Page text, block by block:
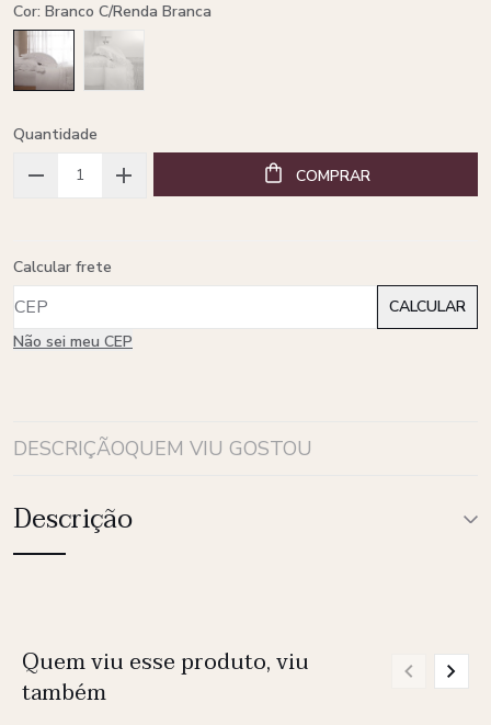
Cor: Branco C/renda Branca
Quantidade
COMPRAR
Calcular frete
Não sei meu CEP
DESCRIÇÃOQUEM VIU GOSTOU
Descrição
Quem viu esse produto, viu
também